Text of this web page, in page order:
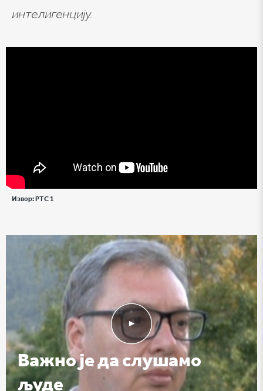
интелигенцију.
Извор:РТС 1
Важно је да слушамо
људе